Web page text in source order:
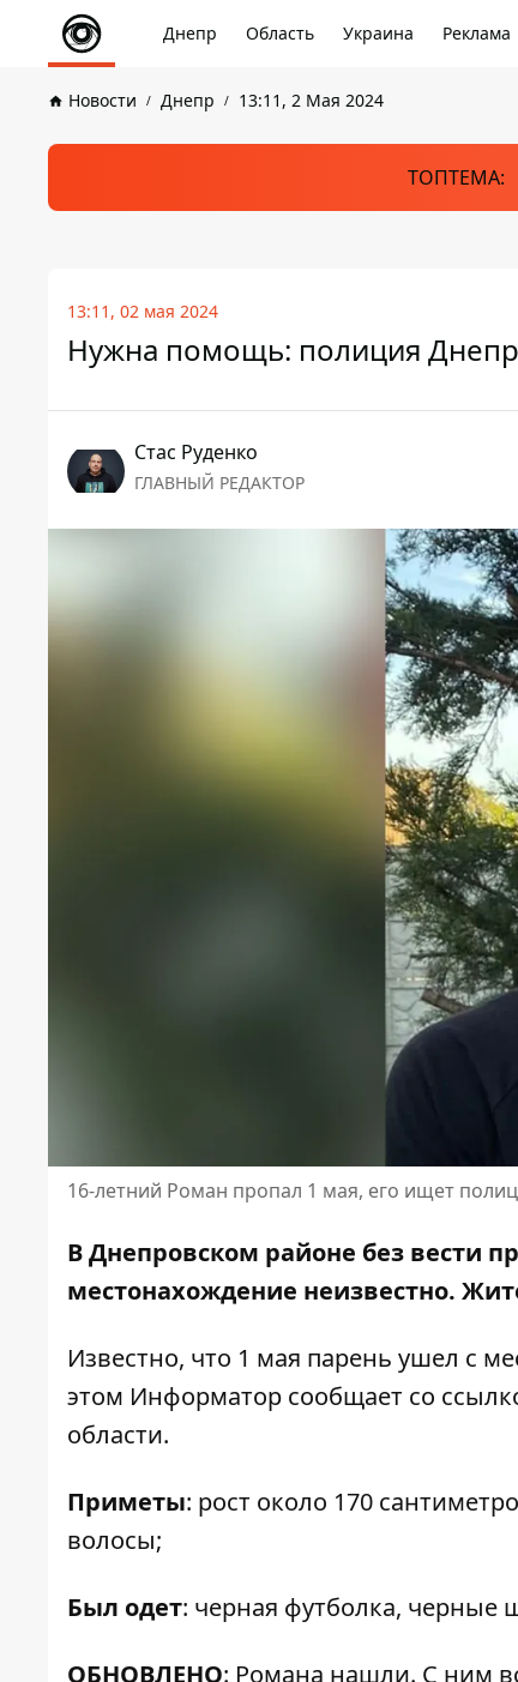
Днепр Область Украина Реклама
Новости Днепр 13:11, 2 Мая 2024
ТОПТЕМА:
13:11, 02 мая 2024
Нужна помощь: полиция
Стаc Руденко
ГЛАВНЫЙ РЕДАКТОР
16-летний Роман пропал 1 мая, его ищет
В Днепровском районе без вести
местонахождение неизвестно.
Известно, что 1 мая парень ушел с
этом Информатор сообщает со
области.
Приметы: рост около 170
волосы;
Был одет: черная футболка, черные
ОБНОВЛЕНО: Романа нашли. С ним